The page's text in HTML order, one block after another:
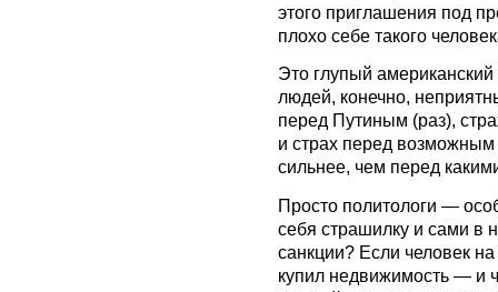
этого приглашения под
плохо себе такого
Это глупый
людей, конечно,
перед Путиным (раз),
и страх перед
сильнее, чем перед
Просто политологи —
себя страшилку и сами в
санкции? Если человек
купил недвижимость — и